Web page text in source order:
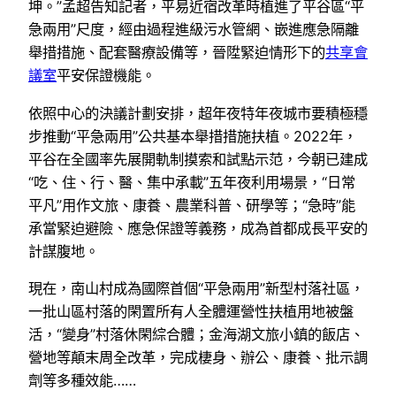
坤。”孟超告知記者，平易近宿改革時植進了平谷區“平
急兩用”尺度，經由過程進級污水管網、嵌進應急隔離
舉措措施、配套醫療設備等，晉陞緊迫情形下的共享會
議室平安保證機能。
依照中心的決議計劃安排，超年夜特年夜城市要積極穩
步推動“平急兩用”公共基本舉措措施扶植。2022年，
平谷在全國率先展開軌制摸索和試點示范，今朝已建成
“吃、住、行、醫、集中承載”五年夜利用場景，“日常
平凡”用作文旅、康養、農業科普、研學等；“急時”能
承當緊迫避險、應急保證等義務，成為首都成長平安的
計謀腹地。
現在，南山村成為國際首個“平急兩用”新型村落社區，
一批山區村落的閑置所有人全體運營性扶植用地被盤
活，“變身”村落休閑綜合體；金海湖文旅小鎮的飯店、
營地等顛末周全改革，完成棲身、辦公、康養、批示調
劑等多種效能……